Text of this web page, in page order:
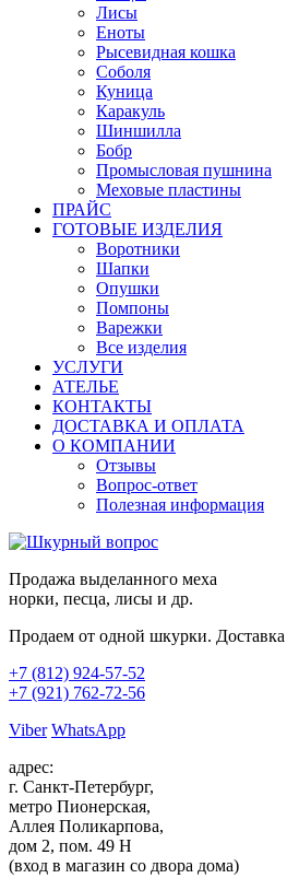
Лисы
Еноты
Рысевидная кошка
Соболя
Куница
Каракуль
Шиншилла
Бобр
Промысловая пушнина
Меховые пластины
ПРАЙС
ГОТОВЫЕ ИЗДЕЛИЯ
Воротники
Шапки
Опушки
Помпоны
Варежки
Все изделия
УСЛУГИ
АТЕЛЬЕ
КОНТАКТЫ
ДОСТАВКА И ОПЛАТА
О КОМПАНИИ
Отзывы
Вопрос-ответ
Полезная информация
Продажа выделанного меха
норки, песца, лисы и др.
Продаем от одной шкурки.
+7 (812) 924-57-52
+7 (921) 762-72-56
Viber WhatsApp
адрес:
г. Санкт-Петербург,
метро Пионерская,
Аллея Поликарпова,
дом 2, пом. 49 Н
(вход в магазин со двора дома)